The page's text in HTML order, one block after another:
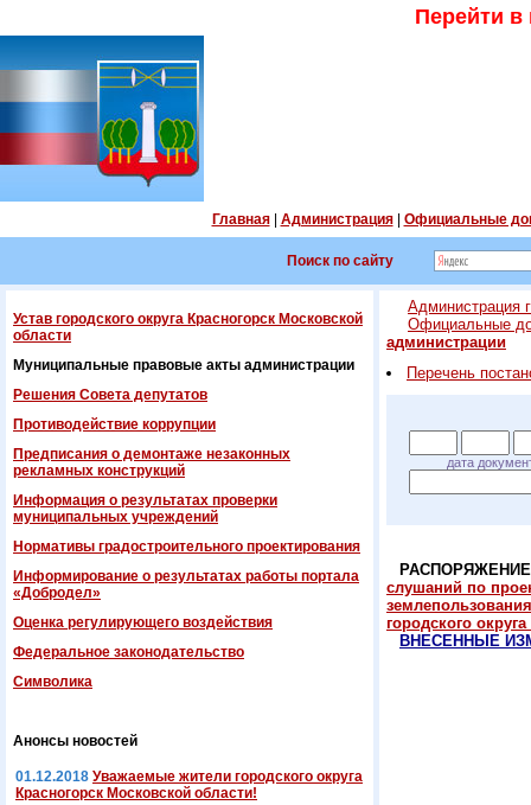
Перейти
Главная| Администрация| Официальные
Поиск по сайту
Устав городского округа Красногорск Московской
области
Муниципальные правовые акты администрации
Решения Совета депутатов
Противодействие коррупции
Предписания о демонтаже незаконных
рекламных конструкций
Информация о результатах проверки
муниципальных учреждений
Нормативы градостроительного проектирования
Информирование о результатах работы портала
«Добродел»
Оценка регулирующего воздействия
Федеральнoe законодательство
Символика
Анонсы новостей
01.12.2018 Уважаемые жители городского округа
Красногорск Московской области!
Администрация
Официальные
администрации
Перечень
дата
слушаний по
городского
ВНЕСЕННЫЕ